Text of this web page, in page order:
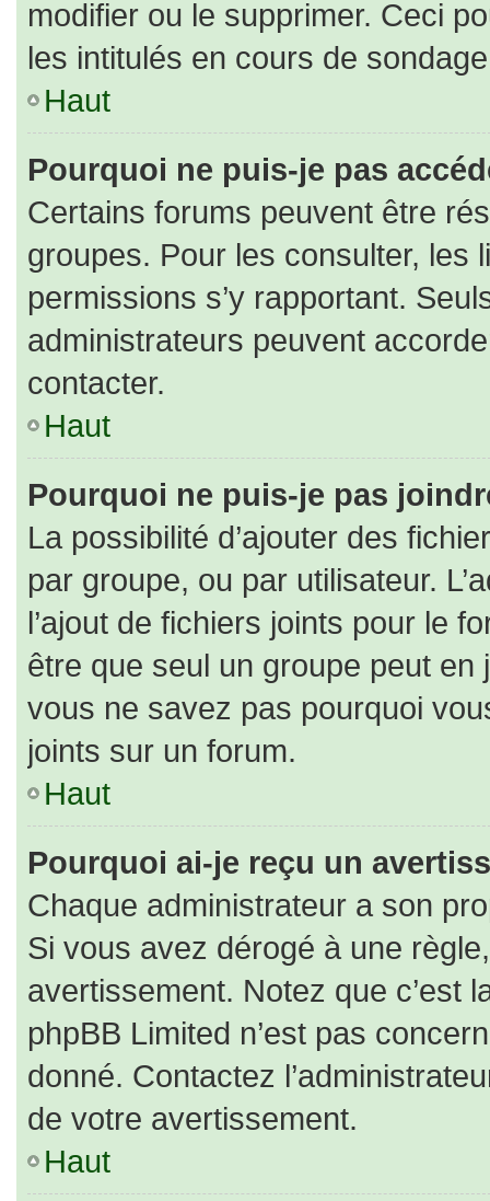
modifier ou le supprimer. Ceci
les intitulés en cours de
Haut
Pourquoi ne puis-je pas
Certains forums peuvent être
groupes. Pour les consulter, les
permissions s’y rapportant.
administrateurs peuvent
contacter.
Haut
Pourquoi ne puis-je pas
La possibilité d’ajouter des
par groupe, ou par utilisateur.
l’ajout de fichiers joints pour le
être que seul un groupe peut en
vous ne savez pas pourquoi
joints sur un forum.
Haut
Pourquoi ai-je reçu un
Chaque administrateur a son
Si vous avez dérogé à une
avertissement. Notez que c’est
phpBB Limited n’est pas
donné. Contactez
de votre avertissement.
Haut